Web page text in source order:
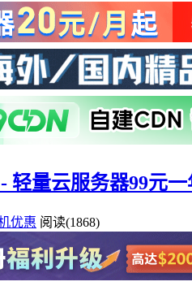
轻量云服务器99元
优惠 阅读(1868)